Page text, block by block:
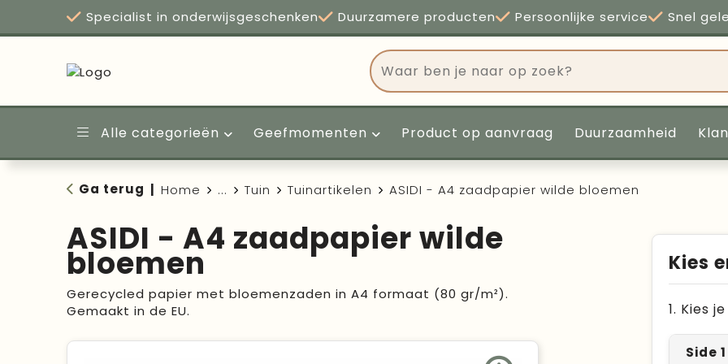
Specialist in onderwijsgeschenken Duurzamere producten Persoonlijke service Snel
Alle categorieën Geefmomenten Product op aanvraag Duurzaamheid
Ga terug Home ... Tuin Tuinartikelen ASIDI - A4 zaadpapier wilde bloemen
ASIDI - A4 zaadpapier wilde
bloemen
Gerecycled papier met bloemenzaden in A4 formaat (80 gr/m²).
Gemaakt in de EU.
Kies
1. Kies
Side